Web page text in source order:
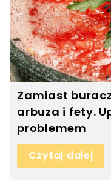
Zamiast
arbuza i fety.
problemem
Czytaj dalej